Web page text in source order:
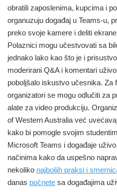
obratili zaposlenima, kupcima i
organuzuju događaj u Teams-u,
preko svoje kamere i deliti
Polaznici mogu učestvovati sa
jednako lako kao što je i
moderirani Q&A i komentari
poboljšalo iskustvo učesnika. Za
organizatori se mogu odlučiti za
alate za video produkciju.
of Western Australia već
kako bi pomogle svojim
Microsoft Teams i događaje
načinima kako da uspešno
nekoliko najboljih praksi i
danas počnete sa događajima